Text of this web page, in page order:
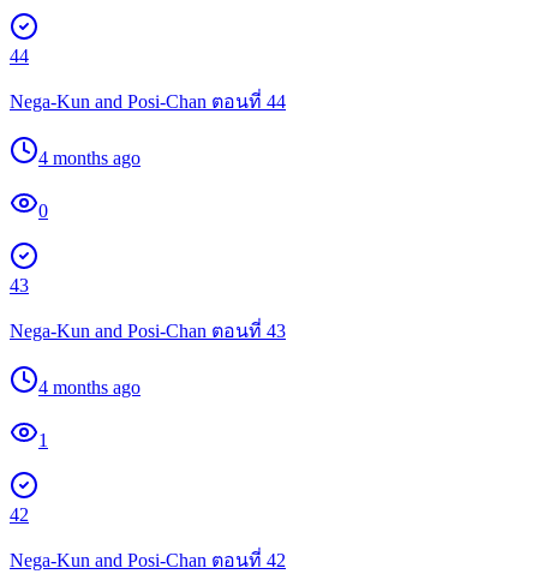
44
Nega-Kun and Posi-Chan ตอนที่ 44
4 months ago
0
43
Nega-Kun and Posi-Chan ตอนที่ 43
4 months ago
1
42
Nega-Kun and Posi-Chan ตอนที่ 42